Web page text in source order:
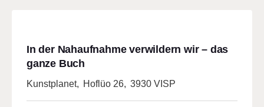
In der Nahaufnahme verwildern wir – das
ganze Buch
Kunstplanet, Hoflüo 26, 3930 VISP